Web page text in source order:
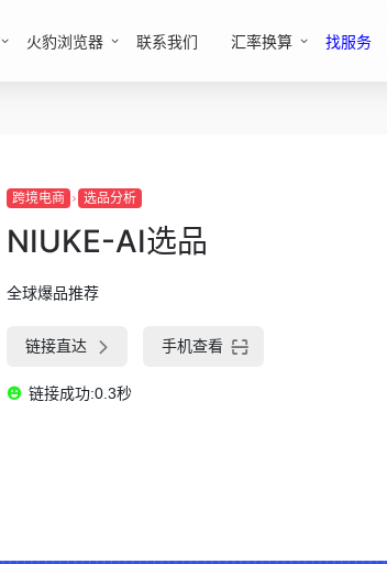
火豹浏览器 联系我们 汇率换算 找服务
跨境电商 选品分析
NIUKE-AI选品
全球爆品推荐
链接直达 手机查看
链接成功:0.3秒